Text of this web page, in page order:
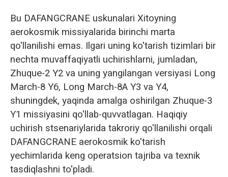
Bu DAFANGCRANE uskunalari Xitoyning
aerokosmik missiyalarida birinchi marta
qo'llanilishi emas. Ilgari uning ko'tarish tizimlari bir
nechta muvaffaqiyatli uchirishlarni, jumladan,
Zhuque-2 Y2 va uning yangilangan versiyasi Long
March-8 Y6, Long March-8A Y3 va Y4,
shuningdek, yaqinda amalga oshirilgan Zhuque-3
Y1 missiyasini qo'llab-quvvatlagan. Haqiqiy
uchirish stsenariylarida takroriy qo'llanilishi orqali
DAFANGCRANE aerokosmik ko'tarish
yechimlarida keng operatsion tajriba va texnik
tasdiqlashni to'pladi.